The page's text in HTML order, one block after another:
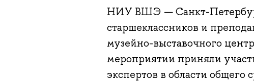
НИУ ВШЭ — Санкт-
старшеклассников и
музейно-выставочного
мероприятии приняли
экспертов в области общего